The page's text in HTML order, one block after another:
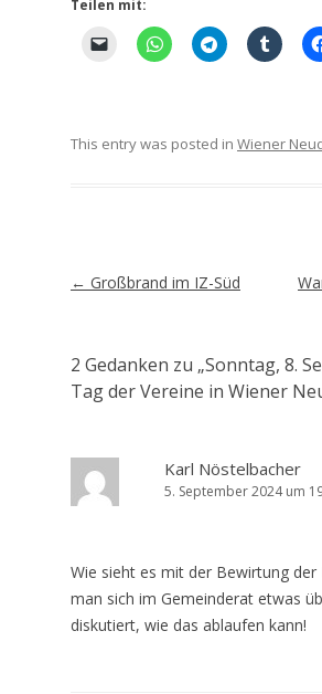
Teilen mit:
This entry was posted in Wiener
Artikel-
← Großbrand im IZ-Süd
2 Gedanken zu „Sonntag, 8.
Tag der Vereine in Wiener
Karl Nöstelbacher
5. September 2024 um
Wie sieht es mit der Bewirtung
man sich im Gemeinderat etwas
diskutiert, wie das ablaufen kann!